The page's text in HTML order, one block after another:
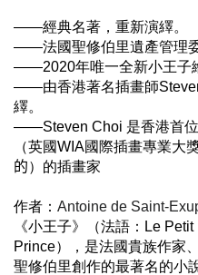
——經典名著，重新演繹。
——法國聖修伯里遺產管理
——2020年唯一全新小王子
——由香港著名插畫師
繹。
——Steven Choi 是香港首
（英國WIA國際插畫專業大
的）的插畫家
作者： Antoine de Saint-
《小王子》（法語：Le
Prince），是法國貴族作家
聖修伯里創作的最著名的小